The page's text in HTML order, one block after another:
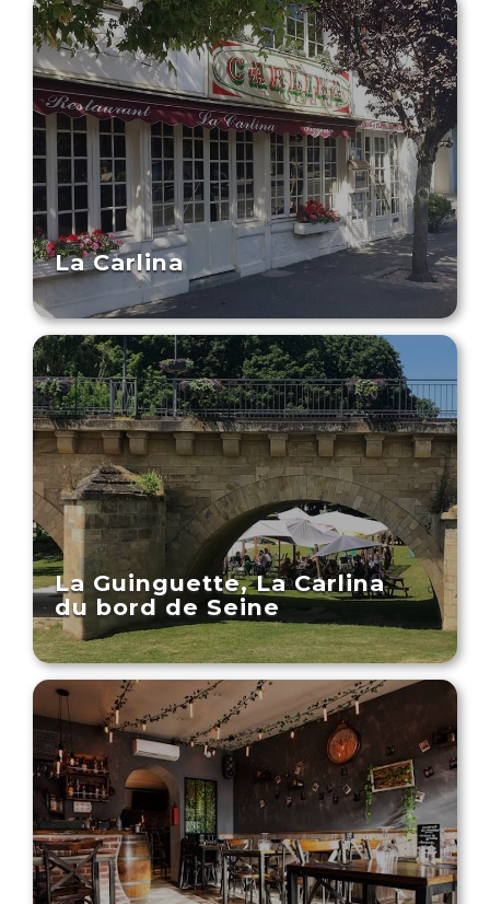
La Carlina
La Guinguette, La Carlina
du bord de Seine